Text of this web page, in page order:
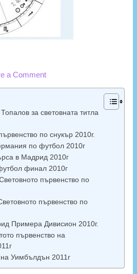
a Comment
за световната титла
по снукър 2010г.
по футбол 2010г
в Мадрид 2010г
финал 2010г
първенство по
първенство по
Примера Дивисион 2010г.
първенство на
Уимбълдън 2011г